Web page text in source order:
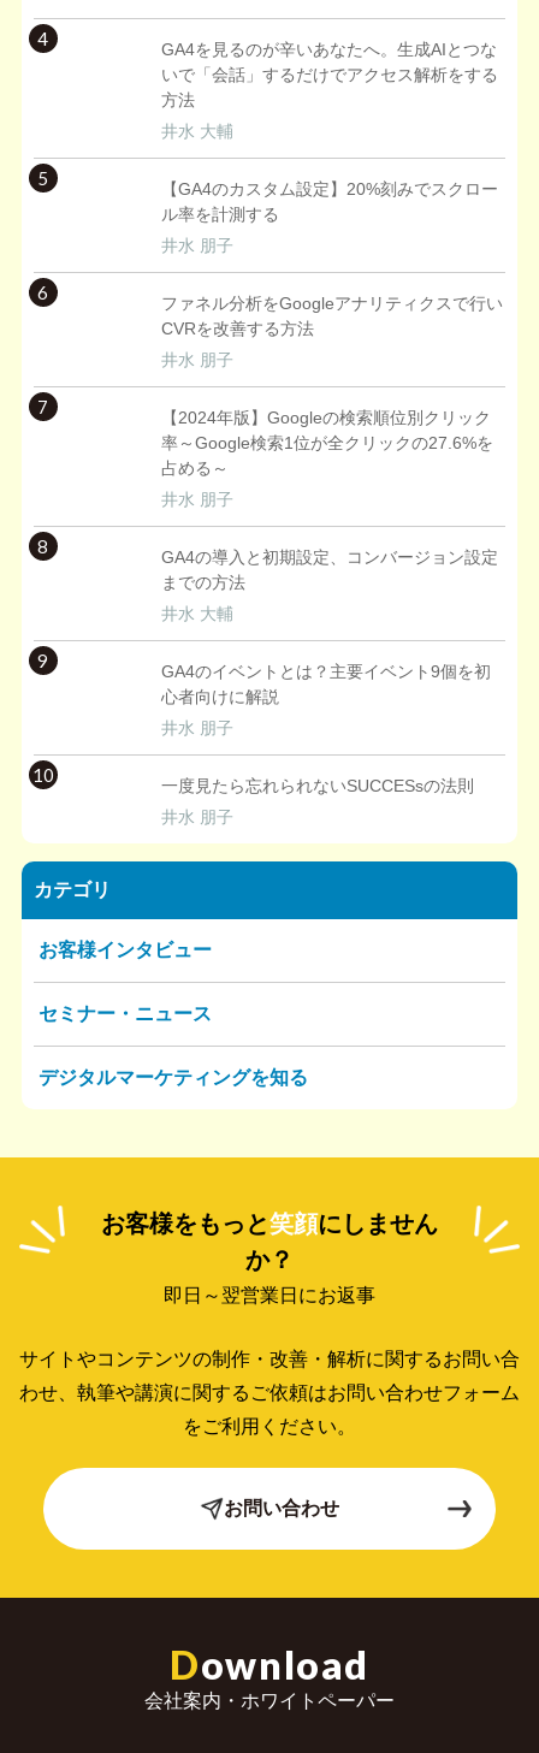
4
GA4を見るのが辛いあなたへ。生成AIとつな
いで「会話」するだけでアクセス解析をする
方法
井水 大輔
5
【GA4のカスタム設定】20%刻みでスクロー
ル率を計測する
井水 朋子
6
ファネル分析をGoogleアナリティクスで行い
CVRを改善する方法
井水 朋子
7
【2024年版】Googleの検索順位別クリック
率～Google検索1位が全クリックの27.6%を
占める～
井水 朋子
8
GA4の導入と初期設定、コンバージョン設定
までの方法
井水 大輔
9
GA4のイベントとは？主要イベント9個を初
心者向けに解説
井水 朋子
10
一度見たら忘れられないSUCCESsの法則
井水 朋子
カテゴリ
お客様インタビュー
セミナー・ニュース
デジタルマーケティングを知る
お客様をもっと笑顔にしません
か？
即日～翌営業日にお返事
サイトやコンテンツの制作・改善・解析に関するお問い合
わせ、 執筆や講演に関するご依頼はお問い合わせフォーム
をご利用ください。
お問い合わせ
Download
会社案内・ホワイトペーパー